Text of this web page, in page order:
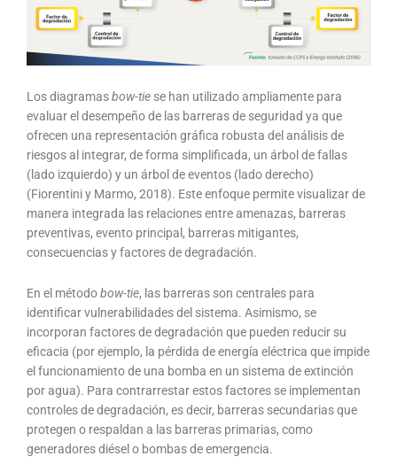
Los diagramasbow-tie se han utilizado ampliamente para
evaluar el desempeño de las barreras de seguridad ya que
ofrecen una representación gráfica robusta del análisis de
riesgos al integrar, de forma simplificada, un árbol de fallas
(lado izquierdo) y un árbol de eventos (lado derecho)
(Fiorentini y Marmo, 2018). Este enfoque permite visualizar de
manera integrada las relaciones entre amenazas, barreras
preventivas, evento principal, barreras mitigantes,
consecuencias y factores de degradación.
En el métodobow-tie, las barreras son centrales para
identificar vulnerabilidades del sistema. Asimismo, se
incorporan factores de degradación que pueden reducir su
eficacia (por ejemplo, la pérdida de energía eléctrica que impide
el funcionamiento de una bomba en un sistema de extinción
por agua). Para contrarrestar estos factores se implementan
controles de degradación, es decir, barreras secundarias que
protegen o respaldan a las barreras primarias, como
generadores diésel o bombas de emergencia.